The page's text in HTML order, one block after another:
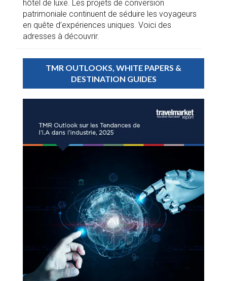
hôtel de luxe. Les projets de conversion
patrimoniale continuent de séduire les voyageurs
en quête d’expériences uniques. Voici des
adresses à découvrir.
TMR OUTLOOKS, WHITE PAPERS &
DESTINATION GUIDES